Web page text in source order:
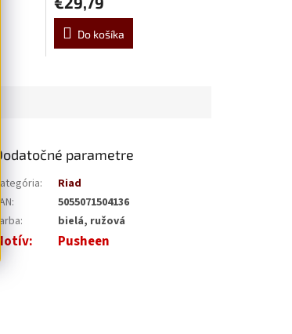
Do košíka
Dodatočné parametre
Kategória:
Riad
EAN:
5055071504136
Farba: bielá, ružová
Motív: Pusheen